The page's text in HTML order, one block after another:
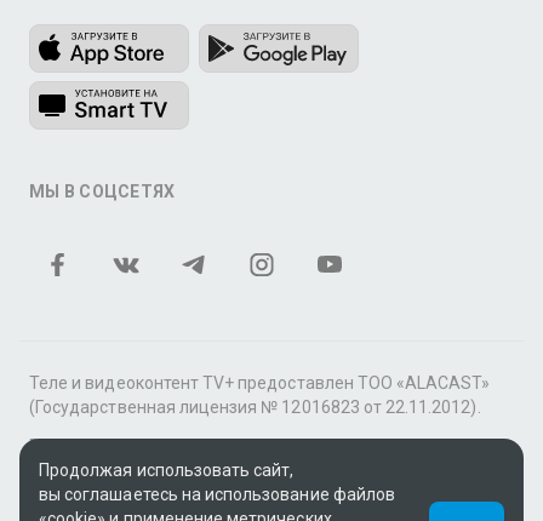
МЫ В СОЦСЕТЯХ
Теле и видеоконтент TV+ предоставлен ТОО «ALACAST»
(Государственная лицензия № 12016823 от 22.11.2012).
В рамках услуги «Видео по подписке» для «Пакета
фильмов и сериалов tv+» контент предоставляется
онлайн-кинотеатром MEGOGO.
Продолжая использовать сайт,
вы соглашаетесь на использование файлов